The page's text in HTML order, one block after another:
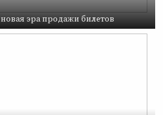
эра продажи билетов